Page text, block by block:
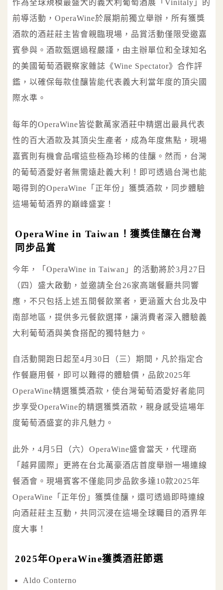
作為全球規模最盛大的義大利葡萄酒展「Vinitaly」的
前導活動，OperaWine於展期前獨立舉辦，所有獲獎
酒款的酒莊莊主皆會親臨現場，品賞活動僅限受邀嘉
賓參與。酒款甄選過程嚴謹，由主辦單位和全球知名
的美國葡萄酒觀察家雜誌《Wine Spectator》合作評
鑑，以確保每款佳釀皆能代表義大利當年度的頂尖國
際水準。
每年的OperaWine皆從數萬家酒莊中精選出最具代表
性的百大酒款及其頂尖生產者，成為年度焦點，現場
嘉賓則有機會品嚐這些極為珍稀的佳釀。然而，台灣
的葡萄酒愛好者無需遠赴義大利！即可透過台灣也能
喝得到的OperaWine「正年份」獲獎酒款，同步體驗
這場葡萄酒界的巔峰盛宴！
OperaWine in Taiwan！獲獎佳釀在台灣
同步品賞
今年，「OperaWine in Taiwan」的活動將於3月27日
（四）盛大啟動，並邀請全台26家高端餐廳共同響
應，不只包括上述五間餐飲業者，更涵蓋大台北及中
南部地區，提供多元餐飲選擇，讓消費者深入體驗義
大利葡萄酒與美食搭配的獨特魅力。
自活動開跑日起至4月30日（三）期間，凡於指定合
作餐廳用餐，即可以難得的體驗價，品飲2025年
OperaWine精選獲獎酒款，使台灣葡萄酒愛好者能同
步享受OperaWine的精選獲獎酒款，親身感受這場年
度葡萄酒盛宴的非凡魅力。
此外，4月5日（六）OperaWine盛會當天，代理商
「越昇國際」更將在台北萬豪酒店首度舉辦一場連線
餐酒會。現場賓客不僅能同步品飲多達10款2025年
OperaWine「正年份」獲獎佳釀，還可透過即時連線
向酒莊莊主互動，共同沉浸在這場全球矚目的酒界年
度大事！
2025年OperaWine獲獎酒莊節選
Aldo Conterno